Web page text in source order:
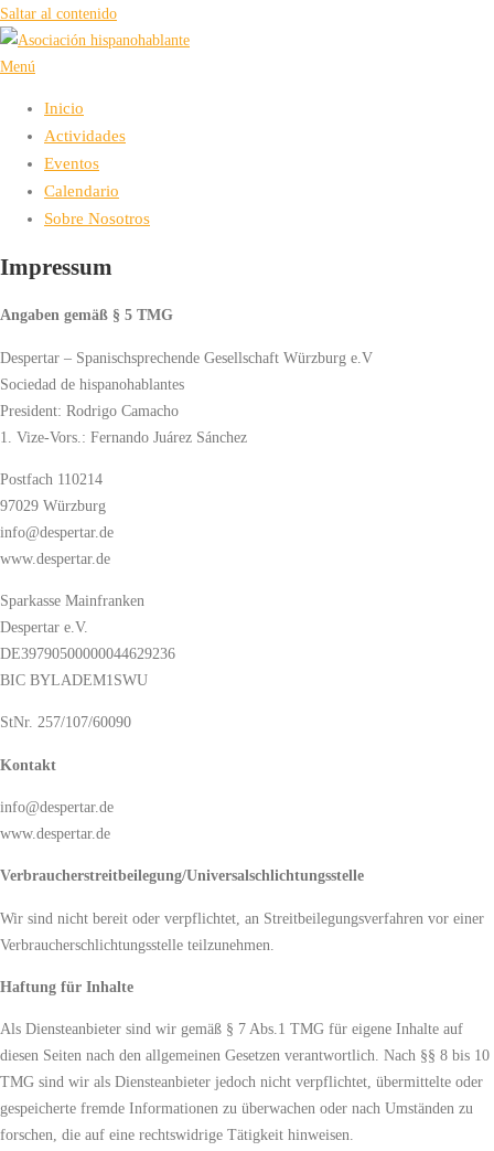
Saltar al contenido
Menú
Inicio
Actividades
Eventos
Calendario
Sobre Nosotros
Impressum
Angaben gemäß § 5 TMG
Despertar – Spanischsprechende Gesellschaft Würzburg e.V
Sociedad de hispanohablantes
President: Rodrigo Camacho
1. Vize-Vors.: Fernando Juárez Sánchez
Postfach 110214
97029 Würzburg
info@despertar.de
www.despertar.de
Sparkasse Mainfranken
Despertar e.V.
DE39790500000044629236
BIC BYLADEM1SWU
StNr. 257/107/60090
Kontakt
info@despertar.de
www.despertar.de
Verbraucher­streit­beilegung/Universal­schlichtungs­stelle
Wir sind nicht bereit oder verpflichtet, an Streitbeilegungsverfahren vor einer
Verbraucherschlichtungsstelle teilzunehmen.
Haftung für Inhalte
Als Diensteanbieter sind wir gemäß § 7 Abs.1 TMG für eigene Inhalte auf
diesen Seiten nach den allgemeinen Gesetzen verantwortlich. Nach §§ 8 bis 10
TMG sind wir als Diensteanbieter jedoch nicht verpflichtet, übermittelte oder
gespeicherte fremde Informationen zu überwachen oder nach Umständen zu
forschen, die auf eine rechtswidrige Tätigkeit hinweisen.